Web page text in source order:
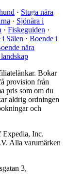
· Stuga nära
· Sjönära i
· Fiskeguiden ·
Sälen · Boende i
nära
Bokar
provision från
pris som om du
aldrig ordningen
och
Expedia, Inc.
Alla varumärken
3,